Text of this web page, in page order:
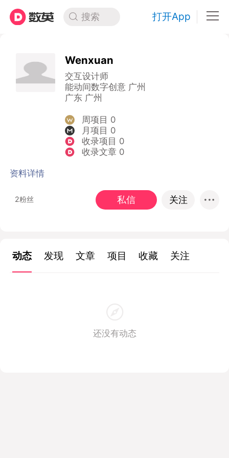
搜索 打开App
Wenxuan
交互设计师
能动间数字创意 广州
广东 广州
周项目 0
月项目 0
收录项目 0
收录文章 0
资料详情
2粉丝 私信 关注
动态 发现 文章 项目 收藏 关注
还没有动态